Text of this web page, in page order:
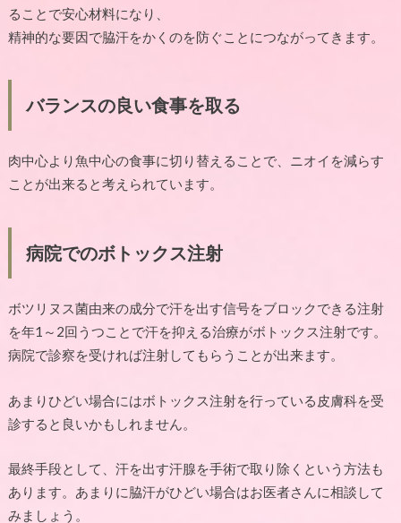
ることで安心材料になり、
精神的な要因で脇汗をかくのを防ぐことにつながってきます。
バランスの良い食事を取る
肉中心より魚中心の食事に切り替えることで、ニオイを減らす
ことが出来ると考えられています。
病院でのボトックス注射
ボツリヌス菌由来の成分で汗を出す信号をブロックできる注射
を年1 ～ 2回うつことで汗を抑える治療がボトックス注射です。
病院で診察を受ければ注射してもらうことが出来ます。
あまりひどい場合にはボトックス注射を行っている皮膚科を受
診すると良いかもしれません。
最終手段として、汗を出す汗腺を手術で取り除くという方法も
あります。あまりに脇汗がひどい場合はお医者さんに相談して
みましょう。